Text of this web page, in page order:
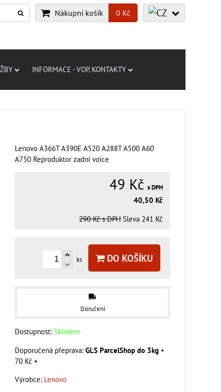
Nákupní košík 0 Kč
INFORMACE - VOP, KONTAKTY
Lenovo A366T A390E A520 A288T A500 A60
A750 Reproduktor zadní voice
49 Kč s DPH
40,50 Kč
290 Kč s DPH Sleva 241 Kč
ks DO KOŠÍKU
Doručení
Dostupnost: Skladem
GLS ParcelShop do 3kg •
70 Kč •
Výrobce: Lenovo